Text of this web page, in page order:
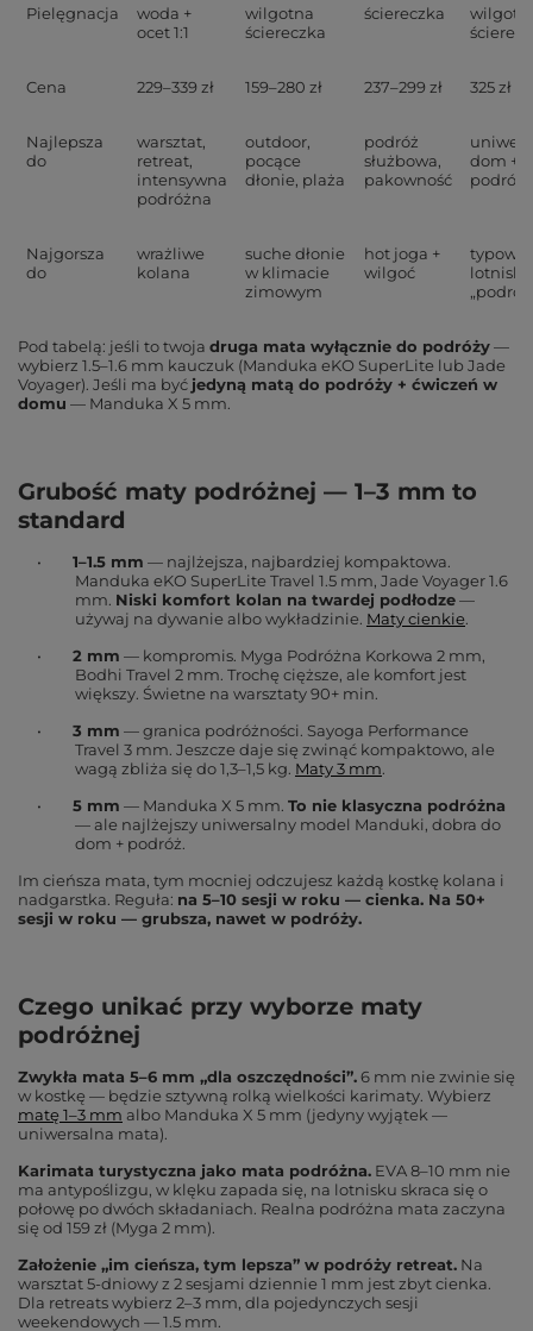
Pielęgnacja
woda +
ocet 1:1
wilgotna
ściereczka
ściereczka
Cena 229–339 zł 159–280 zł 237–299 zł 325 zł
Najlepsza
do
warsztat,
retreat,
intensywna
podróżna
outdoor,
pocące
dłonie, plaża
podróż
służbowa,
pakowność
dom +
podróż
Najgorsza
do
wrażliwe
kolana
suche dłonie
w klimacie
zimowym
hot joga +
wilgoć
typowa
Pod tabelą: jeśli to twoja druga mata wyłącznie do podróży—
wybierz 1.5–1.6 mm kauczuk (Manduka eKO SuperLite lub Jade
Voyager). Jeśli ma być jedyną matą do podróży + ćwiczeń w
domu — Manduka X 5 mm.
Grubość maty podróżnej — 1–3 mm to
standard
• 1–1.5 mm — najlżejsza, najbardziej kompaktowa.
Manduka eKO SuperLite Travel 1.5 mm, Jade Voyager 1.6
mm. Niski komfort kolan na twardej podłodze—
używaj na dywanie albo wykładzinie. Maty cienkie.
•
2 mm — kompromis. Myga Podróżna Korkowa 2 mm,
Bodhi Travel 2 mm. Trochę cięższe, ale komfort jest
większy. Świetne na warsztaty 90+ min.
•
3 mm — granica podróżności. Sayoga Performance
Travel 3 mm. Jeszcze daje się zwinąć kompaktowo, ale
wagą zbliża się do 1,3–1,5 kg. Maty 3 mm.
•
5 mm — Manduka X 5 mm. To nie klasyczna podróżna
— ale najlżejszy uniwersalny model Manduki, dobra do
dom + podróż.
Im cieńsza mata, tym mocniej odczujesz każdą kostkę kolana i
nadgarstka. Reguła: na 5–10 sesji w roku — cienka. Na 50+
sesji w roku — grubsza, nawet w podróży.
Czego unikać przy wyborze maty
podróżnej
Zwykła mata 5–6 mm „dla oszczędności”.6 mm nie zwinie się
w kostkę — będzie sztywną rolką wielkości karimaty. Wybierz
matę 1–3 mm albo Manduka X 5 mm (jedyny wyjątek —
uniwersalna mata).
Karimata turystyczna jako mata podróżna. EVA 8–10 mm nie
ma antypoślizgu, w klęku zapada się, na lotnisku skraca się o
połowę po dwóch składaniach. Realna podróżna mata zaczyna
się od 159 zł (Myga 2 mm).
Założenie „im cieńsza, tym lepsza” w podróży retreat. Na
warsztat 5-dniowy z 2 sesjami dziennie 1 mm jest zbyt cienka.
Dla retreats wybierz 2–3 mm, dla pojedynczych sesji
weekendowych — 1.5 mm.